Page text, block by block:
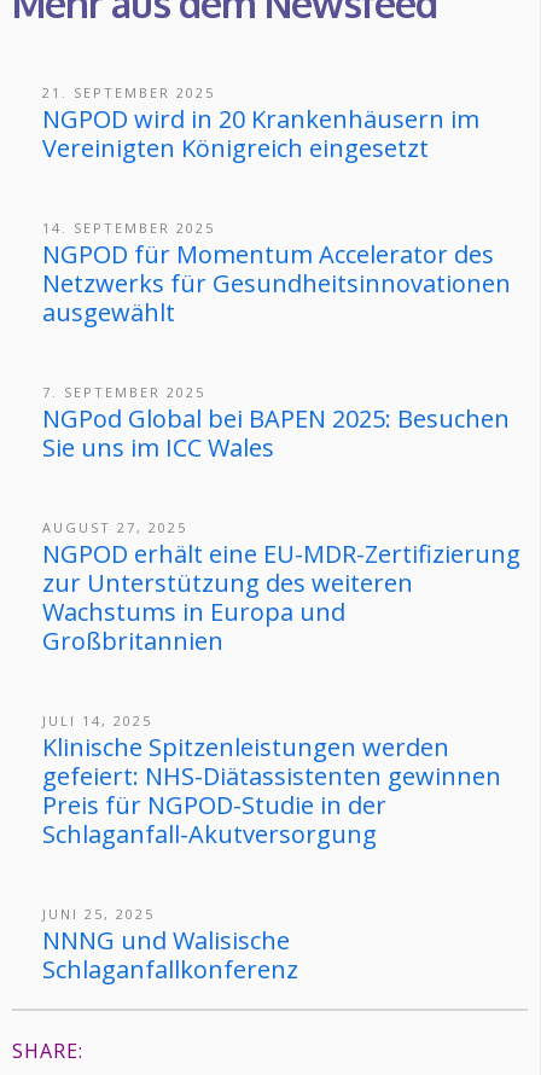
21. SEPTEMBER 2025
NGPOD wird in 20 Krankenhäusern im
Vereinigten Königreich eingesetzt
14. SEPTEMBER 2025
NGPOD für Momentum Accelerator des
Netzwerks für Gesundheitsinnovationen
ausgewählt
7. SEPTEMBER 2025
NGPod Global bei BAPEN 2025: Besuchen
Sie uns im ICC Wales
AUGUST 27, 2025
NGPOD erhält eine EU-MDR-Zertifizierung
zur Unterstützung des weiteren
Wachstums in Europa und
Großbritannien
JULI 14, 2025
Klinische Spitzenleistungen werden
gefeiert: NHS-Diätassistenten gewinnen
Preis für NGPOD-Studie in der
Schlaganfall-Akutversorgung
JUNI 25, 2025
NNNG und Walisische
Schlaganfallkonferenz
SHARE: